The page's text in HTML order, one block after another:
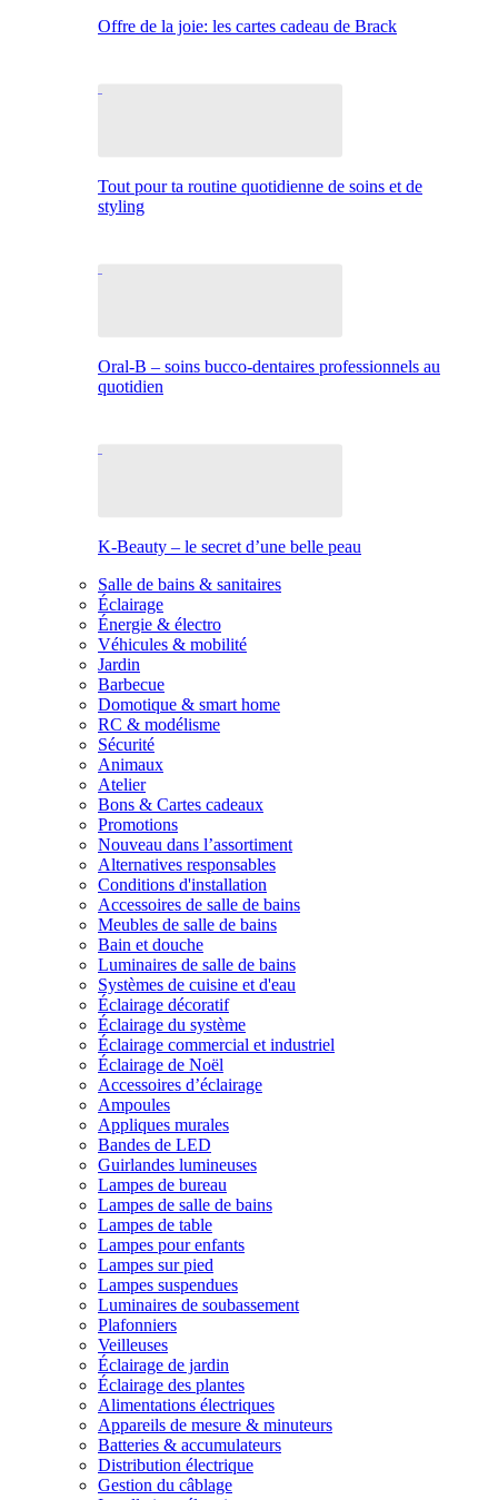
Offre de la joie: les cartes cadeau de Brack
Tout pour ta routine quotidienne de soins et de
styling
Oral-B – soins bucco-dentaires professionnels au
quotidien
K-Beauty – le secret d’une belle peau
Salle de bains & sanitaires
Éclairage
Énergie & électro
Véhicules & mobilité
Jardin
Barbecue
Domotique & smart home
RC & modélisme
Sécurité
Animaux
Atelier
Bons & Cartes cadeaux
Promotions
Nouveau dans l’assortiment
Alternatives responsables
Conditions d'installation
Accessoires de salle de bains
Meubles de salle de bains
Bain et douche
Luminaires de salle de bains
Systèmes de cuisine et d'eau
Éclairage décoratif
Éclairage du système
Éclairage commercial et industriel
Éclairage de Noël
Accessoires d’éclairage
Ampoules
Appliques murales
Bandes de LED
Guirlandes lumineuses
Lampes de bureau
Lampes de salle de bains
Lampes de table
Lampes pour enfants
Lampes sur pied
Lampes suspendues
Luminaires de soubassement
Plafonniers
Veilleuses
Éclairage de jardin
Éclairage des plantes
Alimentations électriques
Appareils de mesure & minuteurs
Batteries & accumulateurs
Distribution électrique
Gestion du câblage